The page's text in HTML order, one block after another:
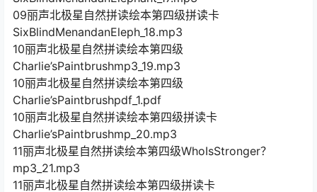
09丽声北极星自然拼读绘本第四级拼读卡
SixBlindMenandanEleph_18.mp3
10丽声北极星自然拼读绘本第四级
Charlie’sPaintbrushmp3_19.mp3
10丽声北极星自然拼读绘本第四级
Charlie’sPaintbrushpdf_1.pdf
10丽声北极星自然拼读绘本第四级拼读卡
Charlie’sPaintbrushmp_20.mp3
11丽声北极星自然拼读绘本第四级WhoIsStronger？
mp3_21.mp3
11丽声北极星自然拼读绘本第四级拼读卡